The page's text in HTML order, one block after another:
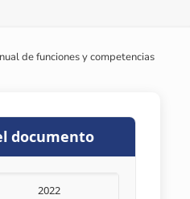
de funciones y competencias
documento
2022